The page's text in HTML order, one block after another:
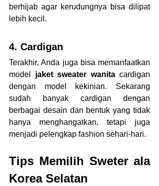
berhijab agar kerudungnya bisa dilipat
lebih kecil.
4. Cardigan
Terakhir, Anda juga bisa memanfaatkan
model jaket sweater wanita cardigan
dengan model kekinian. Sekarang
sudah banyak cardigan dengan
berbagai desain dan bentuk yang tidak
hanya menghangatkan, tetapi juga
menjadi pelengkap fashion sehari-hari.
Tips Memilih Sweter ala
Korea Selatan